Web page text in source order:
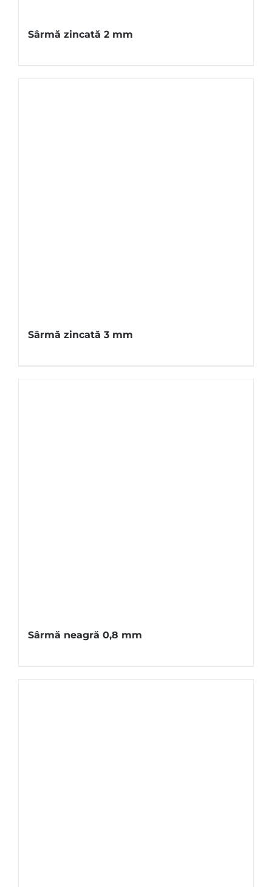
Sârmă zincată 2 mm
Sârmă zincată 3 mm
Sârmă neagră 0,8 mm